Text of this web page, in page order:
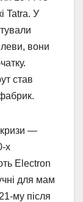
Tatra. У
вони
став
—
х
Electron
для мам
му після